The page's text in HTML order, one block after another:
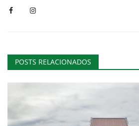
POSTS RELACIONADOS